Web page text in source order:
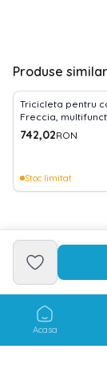
Produse
Tricicleta pentru
Freccia,
pliabila, sezut
grade, Beige
742,02RON
Stoc limitat
Acasa